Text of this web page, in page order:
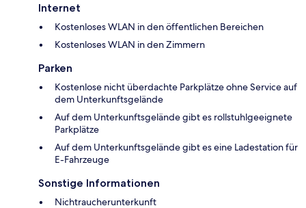
Internet
Kostenloses WLAN in den öffentlichen Bereichen
Kostenloses WLAN in den Zimmern
Parken
Kostenlose nicht überdachte Parkplätze ohne Service auf
dem Unterkunftsgelände
Auf dem Unterkunftsgelände gibt es rollstuhlgeeignete
Parkplätze
Auf dem Unterkunftsgelände gibt es eine Ladestation für
E-Fahrzeuge
Sonstige Informationen
Nichtraucherunterkunft